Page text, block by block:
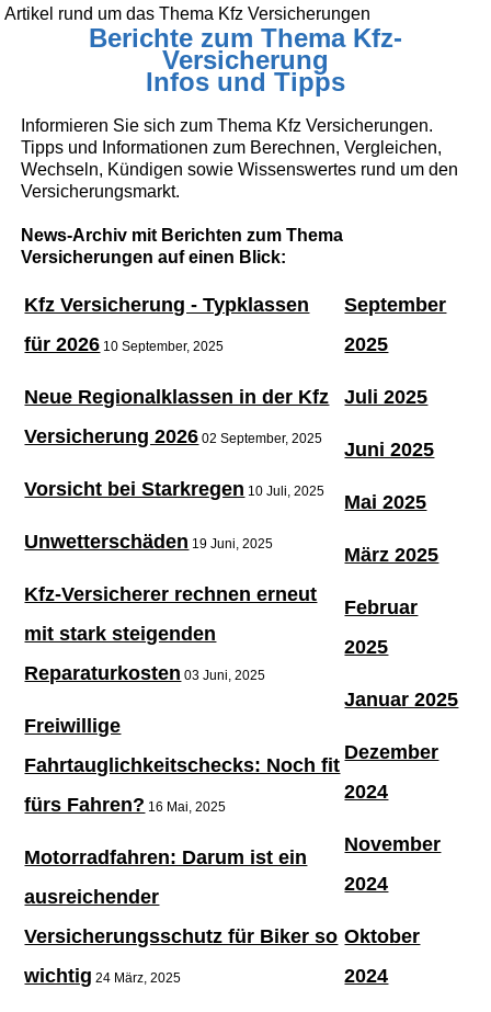
Artikel rund um das Thema Kfz Versicherungen
Berichte zum Thema Kfz-
Versicherung
Infos und Tipps
Informieren Sie sich zum Thema Kfz Versicherungen.
Tipps und Informationen zum Berechnen, Vergleichen,
Wechseln, Kündigen sowie Wissenswertes rund um den
Versicherungsmarkt.
News-Archiv mit Berichten zum Thema
Versicherungen auf einen Blick:
Kfz Versicherung - Typklassen
für 2026 10 September, 2025
Neue Regionalklassen in der Kfz
Versicherung 2026 02 September, 2025
Vorsicht bei Starkregen 10 Juli, 2025
Unwetterschäden 19 Juni, 2025
Kfz-Versicherer rechnen erneut
mit stark steigenden
Reparaturkosten 03 Juni, 2025
Freiwillige
Fahrtauglichkeitschecks: Noch fit
fürs Fahren? 16 Mai, 2025
Motorradfahren: Darum ist ein
ausreichender
Versicherungsschutz für Biker so
wichtig 24 März, 2025
September
2025
Juli 2025
Juni 2025
Mai 2025
März 2025
Februar
2025
Januar 2025
Dezember
2024
November
2024
Oktober
2024